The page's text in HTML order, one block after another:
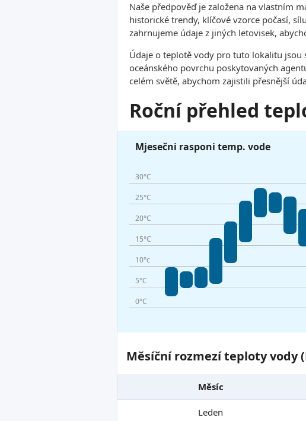
Naše předpověď je založena na vlastním
historické trendy, klíčové vzorce počasí,
zahrnujeme údaje z jiných letovisek,
Údaje o teplotě vody pro tuto lokalitu
oceánského povrchu poskytovaných
celém světě, abychom zajistili přesnější
Roční přehled
Mjesečni rasponi temp. vode
30°C
25°C
20°C
15°C
10°c
5°C
0°C
Měsíční rozmezí teploty vody
Měsíc
Leden